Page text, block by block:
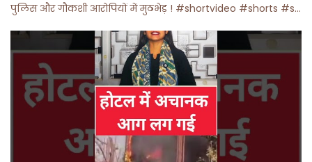
पुलिस और गौकशी आरोपियों में मुठभेड़ ! #shortvideo #shorts #shortsfeed